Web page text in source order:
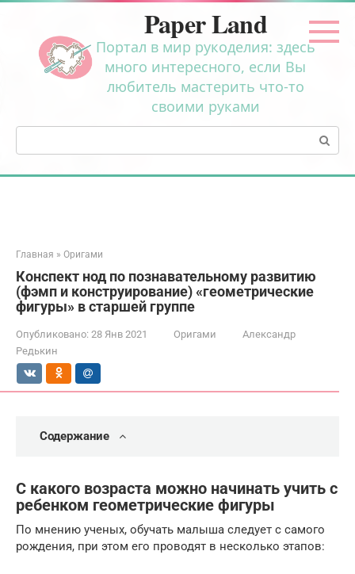
Перейти
контенту
Paper Land
Портал в мир рукоделия: здесь
много интересного, если Вы
любитель мастерить что-то
своими руками
Поиск:
Главная » Оригами
Конспект нод по познавательному развитию
(фэмп и конструирование) «геометрические
фигуры» в старшей группе
Опубликовано: 28 Янв 2021 Оригами
Александр
Редькин
Содержание
С какого возраста можно начинать учить с
ребенком геометрические фигуры
По мнению ученых, обучать малыша следует с самого
рождения, при этом его проводят в несколько этапов: